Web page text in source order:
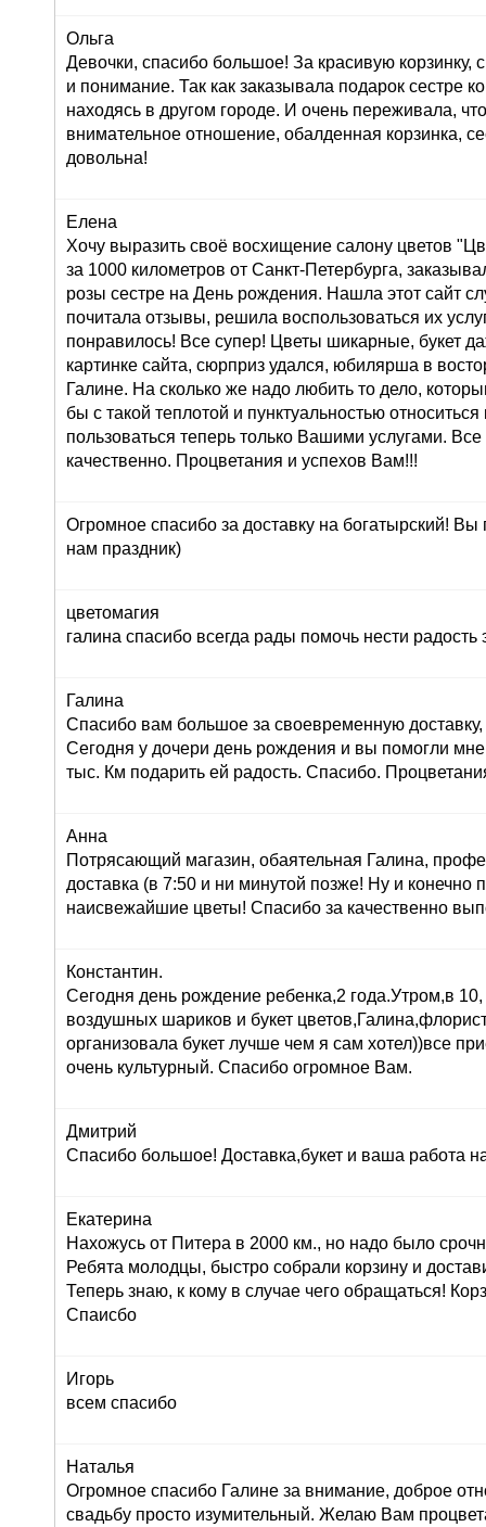
Ольга
Девочки, спасибо большое! За красивую корзинку,
и понимание. Так как заказывала подарок сестре
находясь в другом городе. И очень переживала,
внимательное отношение, обалденная корзинка,
довольна!
Елена
Хочу выразить своё восхищение салону цветов
за 1000 километров от Санкт-Петербурга,
розы сестре на День рождения. Нашла этот сайт
почитала отзывы, решила воспользоваться их
понравилось! Все супер! Цветы шикарные, букет
картинке сайта, сюрприз удался, юбилярша в
Галине. На сколько же надо любить то дело,
бы с такой теплотой и пунктуальностью
пользоваться теперь только Вашими услугами.
качественно. Процветания и успехов Вам!!!
Огромное спасибо за доставку на богатырский! Вы
нам праздник)
цветомагия
галина спасибо всегда рады помочь нести
Галина
Спасибо вам большое за своевременную доставку,
Сегодня у дочери день рождения и вы помогли
тыс. Км подарить ей радость. Спасибо.
Анна
Потрясающий магазин, обаятельная Галина,
доставка (в 7:50 и ни минутой позже! Ну и конечно
наисвежайшие цветы! Спасибо за качественно
Константин.
Сегодня день рождение ребенка,2 года.Утром,в 10,
воздушных шариков и букет
организовала букет лучше чем я сам хотел))все
очень культурный. Спасибо огромное Вам.
Дмитрий
Спасибо большое! Доставка,букет и ваша работа
Екатерина
Нахожусь от Питера в 2000 км., но надо было
Ребята молодцы, быстро собрали корзину и
Теперь знаю, к кому в случае чего обращаться!
Спаисбо
Игорь
всем спасибо
Наталья
Огромное спасибо Галине за внимание, доброе
свадьбу просто изумительный. Желаю Вам